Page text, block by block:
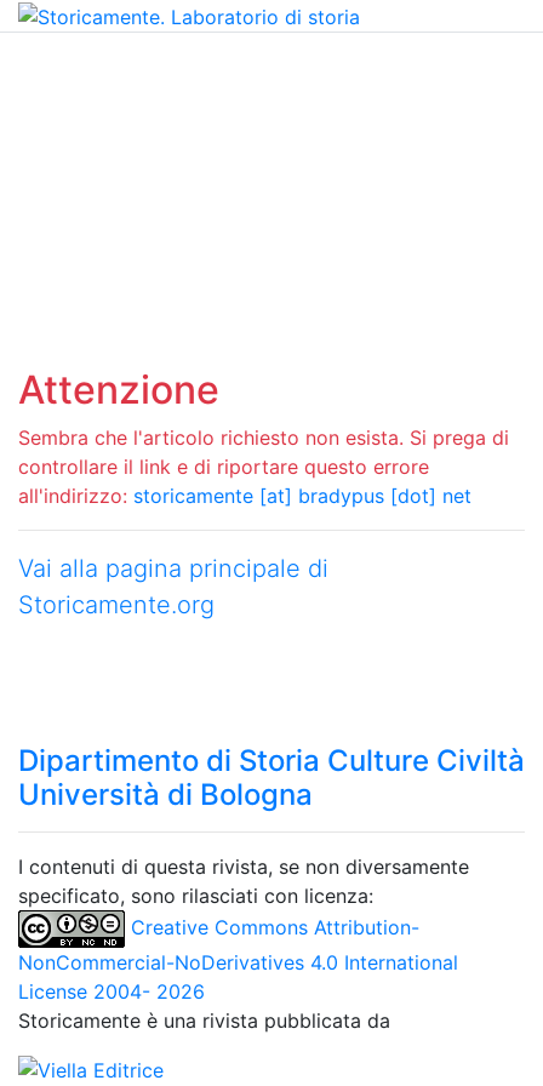
Attenzione
Sembra che l'articolo richiesto non esista. Si prega di
controllare il link e di riportare questo errore
all'indirizzo: storicamente [at] bradypus [dot] net
Vai alla pagina principale di
Storicamente.org
Dipartimento di Storia Culture Civiltà
Università di Bologna
I contenuti di questa rivista, se non diversamente
specificato, sono rilasciati con licenza:
Creative Commons Attribution-
NonCommercial-NoDerivatives 4.0 International
License 2004- 2026
Storicamente è una rivista pubblicata da